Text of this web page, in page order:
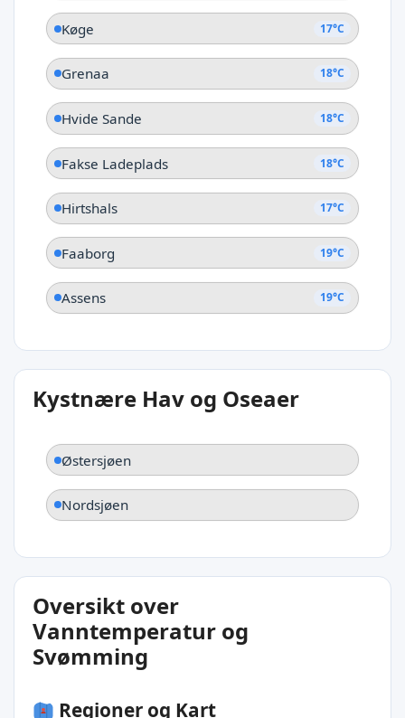
Køge 17°C
Grenaa 18°C
Hvide Sande 18°C
Fakse Ladeplads 18°C
Hirtshals 17°C
Faaborg 19°C
Assens 19°C
Kystnære Hav og Oseaer
Østersjøen
Nordsjøen
Oversikt over
Vanntemperatur og
Svømming
Regioner og Kart